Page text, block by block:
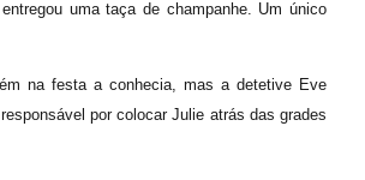
uma taça de champanhe. Um único
na festa a conhecia, mas a detetive Eve
por colocar Julie atrás das grades